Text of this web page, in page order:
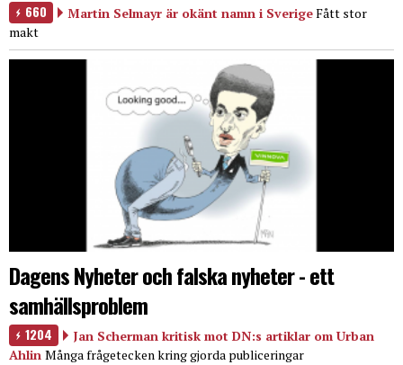
660 Martin Selmayr är okänt namn i SverigeFått stor
makt
Dagens Nyheter och falska nyheter - ett
samhällsproblem
1204
Jan Scherman kritisk mot DN:s artiklar om Urban
Ahlin Många frågetecken kring gjorda publiceringar